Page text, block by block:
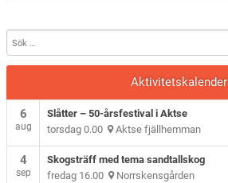
Aktivitetskalender
6
aug
Slåtter – 50-årsfestival i Aktse
torsdag 0.00 Aktse fjällhemman
4
sep
Skogsträff med tema sandtallskog
fredag 16.00 Norrskensgården